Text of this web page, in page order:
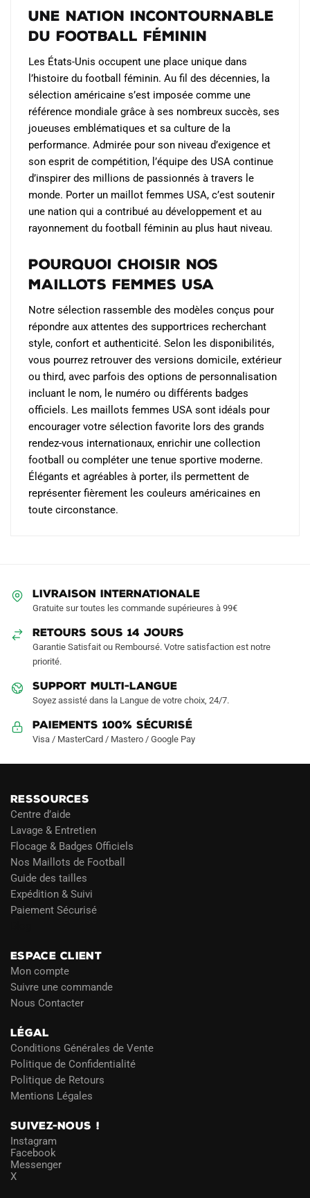
Une nation incontournable
du football féminin
Les États-Unis occupent une place unique dans
l’histoire du football féminin. Au fil des décennies, la
sélection américaine s’est imposée comme une
référence mondiale grâce à ses nombreux succès, ses
joueuses emblématiques et sa culture de la
performance. Admirée pour son niveau d’exigence et
son esprit de compétition, l’équipe des USA continue
d’inspirer des millions de passionnés à travers le
monde. Porter un maillot femmes USA, c’est soutenir
une nation qui a contribué au développement et au
rayonnement du football féminin au plus haut niveau.
Pourquoi choisir nos
maillots femmes USA
Notre sélection rassemble des modèles conçus pour
répondre aux attentes des supportrices recherchant
style, confort et authenticité. Selon les disponibilités,
vous pourrez retrouver des versions domicile, extérieur
ou third, avec parfois des options de personnalisation
incluant le nom, le numéro ou différents badges
officiels. Les maillots femmes USA sont idéals pour
encourager votre sélection favorite lors des grands
rendez-vous internationaux, enrichir une collection
football ou compléter une tenue sportive moderne.
Élégants et agréables à porter, ils permettent de
représenter fièrement les couleurs américaines en
toute circonstance.
LIVRAISON INTERNATIONALE
Gratuite sur toutes les commande supérieures à 99€
RETOURS SOUS 14 JOURS
Garantie Satisfait ou Remboursé. Votre satisfaction est notre
priorité.
SUPPORT MULTI-LANGUE
Soyez assisté dans la Langue de votre choix, 24/7.
Paiements 100% Sécurisé
Visa / MasterCard / Mastero / Google Pay
RESSOURCES
Centre d’aide
Lavage & Entretien
Flocage & Badges Officiels
Nos Maillots de Football
Guide des tailles
Expédition & Suivi
Paiement Sécurisé
ESPACE CLIENT
Mon compte
Suivre une commande
Nous Contacter
LÉGAL
Conditions Générales de Vente
Politique de Confidentialité
Politique de Retours
Mentions Légales
SUIVEZ-NOUS !
Instagram
Facebook
Messenger
X